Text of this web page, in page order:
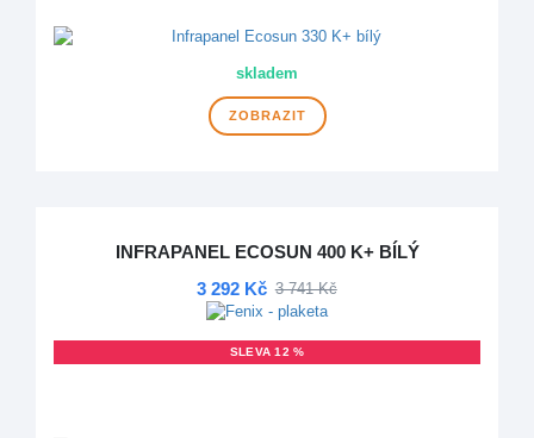
skladem
ZOBRAZIT
INFRAPANEL ECOSUN 400 K+ BÍLÝ
3 292 Kč 3 741 Kč
SLEVA 12 %